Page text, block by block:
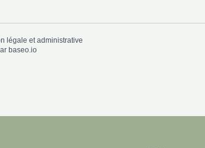
légale et administrative
baseo.io